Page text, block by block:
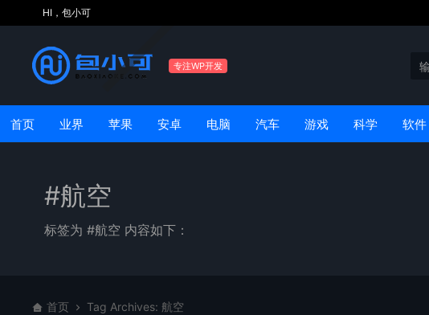
HI，包小可
专注WP开发
首页 业界 苹果 安卓 电脑 汽车 游戏 科学 软件
#航空
标签为 #航空 内容如下：
首页 Tag Archives: 航空